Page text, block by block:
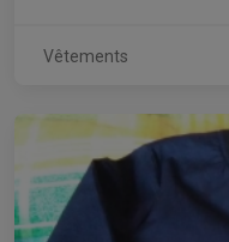
Vêtements